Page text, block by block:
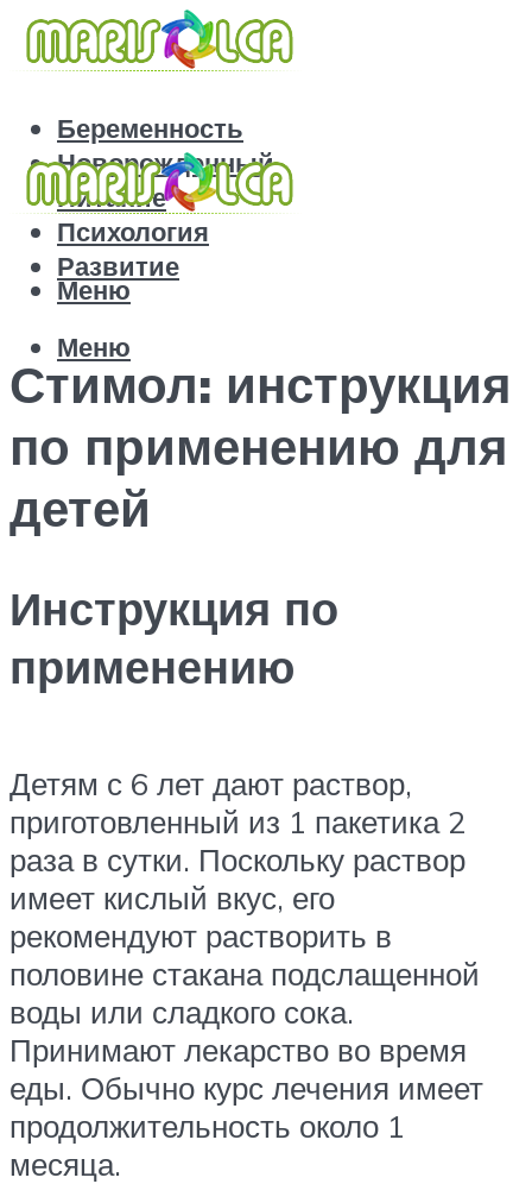
Беременность
Новорожденный
Питание
Психология
Развитие
Меню
Меню
Стимол: инструкция
по применению для
детей
Инструкция по
применению
Детям с 6 лет дают раствор,
приготовленный из 1 пакетика 2
раза в сутки. Поскольку раствор
имеет кислый вкус, его
рекомендуют растворить в
половине стакана подслащенной
воды или сладкого сока.
Принимают лекарство во время
еды. Обычно курс лечения имеет
продолжительность около 1
месяца.